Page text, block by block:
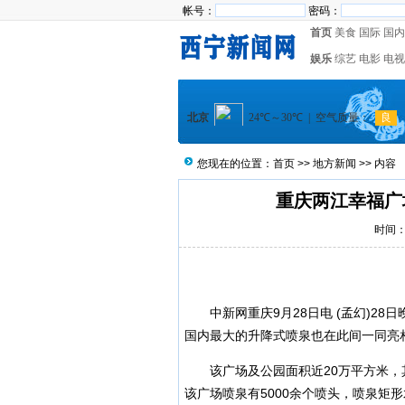
帐号：
密码：
首页 美食 国际 国内
娱乐 综艺 电影 电视
您现在的位置： 首页 >> 地方新闻 >> 内容
重庆两江幸福
时间
中新网重庆9月28日电 (孟幻)28日晚
国内最大的升降式喷泉也在此间一同亮
该广场及公园面积近20万平方米，
该广场喷泉有5000余个喷头，喷泉矩